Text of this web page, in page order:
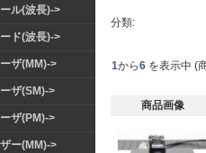
ル(波長)->
ド(波長)->
ザ(MM)->
ザ(SM)->
ザ(PM)->
ー(MM)->
分類:
1から6を表示中 (
商品画像